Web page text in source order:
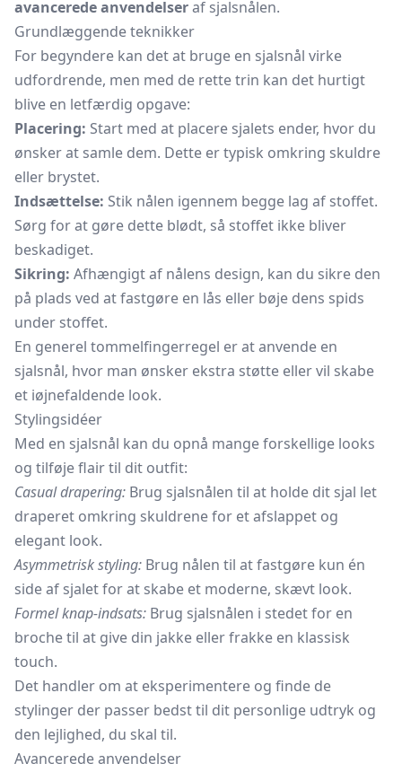
avancerede anvendelseraf sjalsnålen.
Grundlæggende teknikker
For begyndere kan det at bruge en sjalsnål virke
udfordrende, men med de rette trin kan det hurtigt
blive en letfærdig opgave:
Placering: Start med at placere sjalets ender, hvor du
ønsker at samle dem. Dette er typisk omkring skuldre
eller brystet.
Indsættelse: Stik nålen igennem begge lag af stoffet.
Sørg for at gøre dette blødt, så stoffet ikke bliver
beskadiget.
Sikring: Afhængigt af nålens design, kan du sikre den
på plads ved at fastgøre en lås eller bøje dens spids
under stoffet.
En generel tommelfingerregel er at anvende en
sjalsnål, hvor man ønsker ekstra støtte eller vil skabe
et iøjnefaldende look.
Stylingsidéer
Med en sjalsnål kan du opnå mange forskellige looks
og tilføje flair til dit outfit:
Casual drapering: Brug sjalsnålen til at holde dit sjal let
draperet omkring skuldrene for et afslappet og
elegant look.
Asymmetrisk styling: Brug nålen til at fastgøre kun én
side af sjalet for at skabe et moderne, skævt look.
Formel knap-indsats: Brug sjalsnålen i stedet for en
broche til at give din jakke eller frakke en klassisk
touch.
Det handler om at eksperimentere og finde de
stylinger der passer bedst til dit personlige udtryk og
den lejlighed, du skal til.
Avancerede anvendelser